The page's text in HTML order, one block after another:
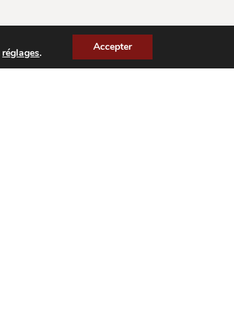
réglages. Accepter